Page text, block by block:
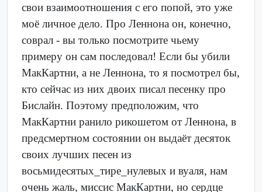
свои взаимоотношения с его попой, это уже
моё личное дело. Про Леннона он, конечно,
соврал - вы только посмотрите чьему
примеру он сам последовал! Если бы убили
МакКартни, а не Леннона, то я посмотрел бы,
кто сейчас из них двоих писал песенку про
Бислайн. Поэтому предположим, что
МакКартни ранило рикошетом от Леннона, в
предсмертном состоянии он выдаёт десяток
своих лучших песен из
восьмидесятых_тире_нулевых и вуаля, нам
очень жаль, миссис МакКартни, но сердце